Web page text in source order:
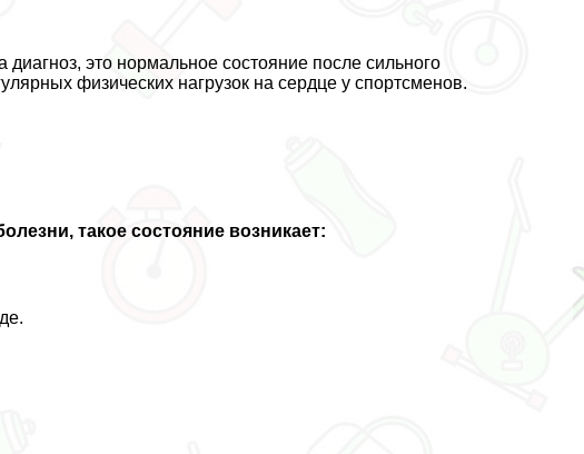
это нормальное состояние после сильного
физических нагрузок на сердце у спортсменов.
такое состояние возникает: